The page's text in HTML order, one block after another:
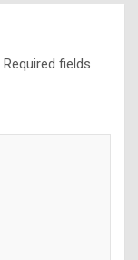
Required fields